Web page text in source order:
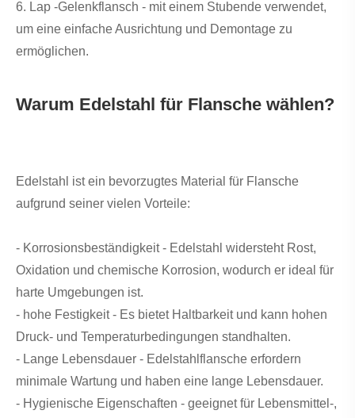
6. Lap -Gelenkflansch - mit einem Stubende verwendet,
um eine einfache Ausrichtung und Demontage zu
ermöglichen.
Warum Edelstahl für Flansche wählen?
Edelstahl ist ein bevorzugtes Material für Flansche
aufgrund seiner vielen Vorteile:
- Korrosionsbeständigkeit - Edelstahl widersteht Rost,
Oxidation und chemische Korrosion, wodurch er ideal für
harte Umgebungen ist.
- hohe Festigkeit - Es bietet Haltbarkeit und kann hohen
Druck- und Temperaturbedingungen standhalten.
- Lange Lebensdauer - Edelstahlflansche erfordern
minimale Wartung und haben eine lange Lebensdauer.
- Hygienische Eigenschaften - geeignet für Lebensmittel-,